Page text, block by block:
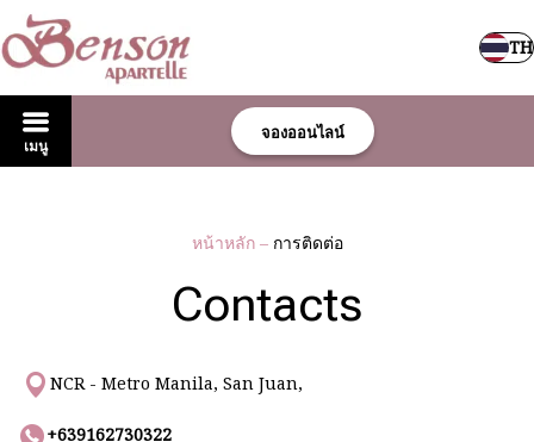
TH
เมนู
จองออนไลน์
หน้าหลัก – การติดต่อ
Contacts
NCR - Metro Manila, San Juan,
+639162730322